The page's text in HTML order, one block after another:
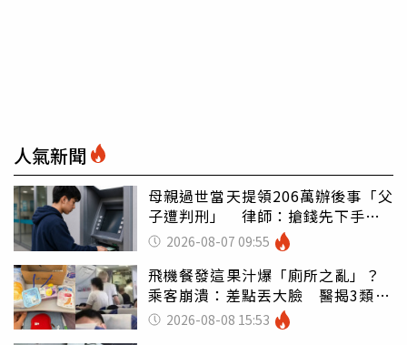
人氣新聞
母親過世當天提領206萬辦後事「父
子遭判刑」 律師：搶錢先下手是
罪 2026-08-07 09:55
飛機餐發這果汁爆「廁所之亂」？
乘客崩潰：差點丟大臉 醫揭3類人
別亂喝
2026-08-08 15:53